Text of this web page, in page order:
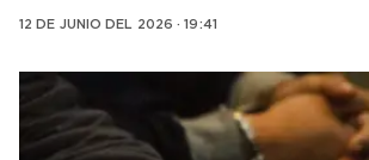
12 DE JUNIO DEL 2026 · 19:41